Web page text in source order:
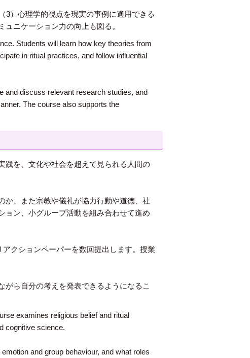
3）心理学的視点を現実の事例に適用できる
ニケーション力の向上も図る。
Students will learn how key theories from
in ritual practices, and follow influential
and discuss relevant research studies, and
The course also supports the
践を、文化や社会を超えて見られる人間の
か、また宗教や儀礼が協力行動や道徳、社
ョン、小グループ活動を組み合わせて進め
クションペーパーを数回提出します。授業
ら自分の考えを発表できるようになるこ
examines religious belief and ritual
cognitive science.
and group behaviour, and what roles